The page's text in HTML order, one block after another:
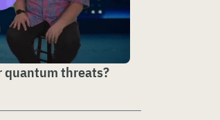
quantum threats?